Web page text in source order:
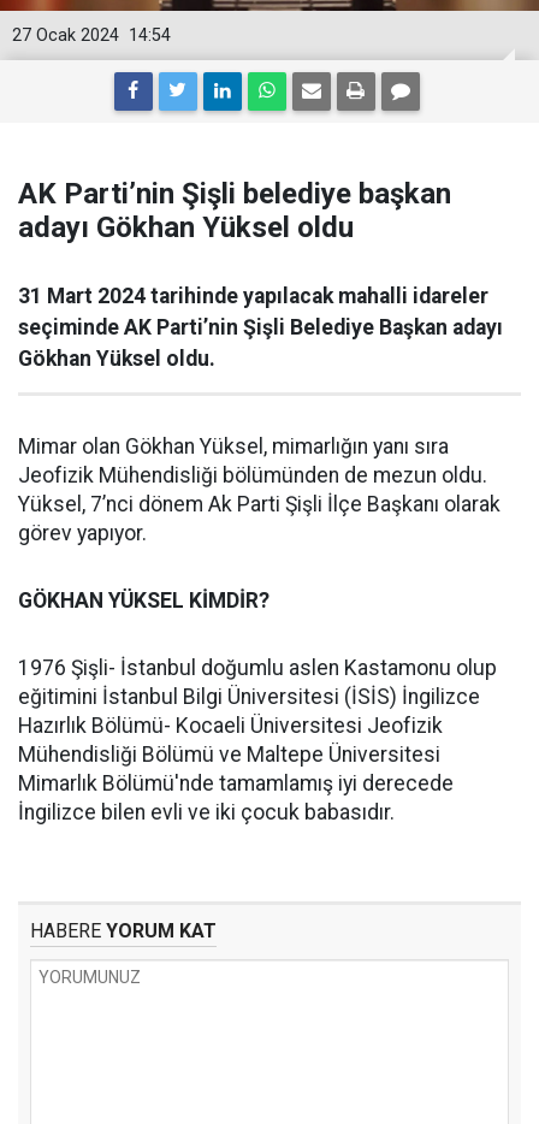
14:54
27 Ocak 2024
AK Parti’nin Şişli belediye başkan
adayı Gökhan Yüksel oldu
31 Mart 2024 tarihinde yapılacak mahalli idareler
seçiminde AK Parti’nin Şişli Belediye Başkan adayı
Gökhan Yüksel oldu.
Mimar olan Gökhan Yüksel, mimarlığın yanı sıra
Jeofizik Mühendisliği bölümünden de mezun oldu.
Yüksel, 7’nci dönem Ak Parti Şişli İlçe Başkanı olarak
görev yapıyor.
GÖKHAN YÜKSEL KİMDİR?
1976 Şişli- İstanbul doğumlu aslen Kastamonu olup
eğitimini İstanbul Bilgi Üniversitesi (İSİS) İngilizce
Hazırlık Bölümü- Kocaeli Üniversitesi Jeofizik
Mühendisliği Bölümü ve Maltepe Üniversitesi
Mimarlık Bölümü'nde tamamlamış iyi derecede
İngilizce bilen evli ve iki çocuk babasıdır.
HABERE YORUM KAT